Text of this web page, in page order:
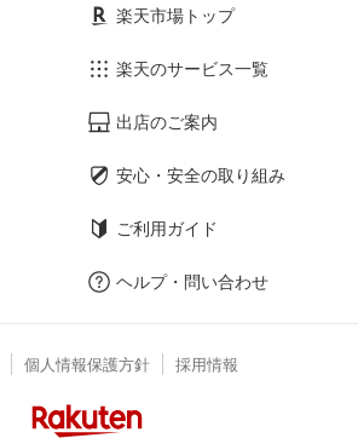
楽天市場トップ
楽天のサービス一覧
出店のご案内
安心・安全の取り組み
ご利用ガイド
ヘルプ・問い合わせ
個人情報保護方針 採用情報